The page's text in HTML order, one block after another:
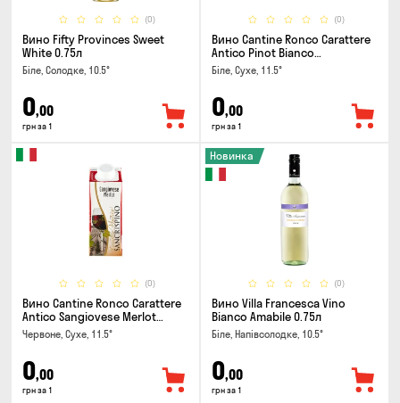
(0)
Вино Fifty Provinces Sweet
White 0.75л
Біле, Солодке, 10.5°
0,00
грн за 1
(0)
Вино Cantine Ronco Carattere
Antico Pinot Bianco
Chardonnay Rubicone IGT 0.25л
Біле, Сухе, 11.5°
0,00
грн за 1
(0)
Вино Cantine Ronco Carattere
Antico Sangiovese Merlot
Rubicone IGT 0.25л
Червоне, Сухе, 11.5°
0,00
грн за 1
(0)
Новинка
Вино Villa Francesca Vino
Bianco Amabile 0.75л
Біле, Напівсолодке, 10.5°
0,00
грн за 1